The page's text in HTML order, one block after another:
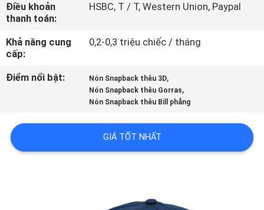
KIỂM
SOÁT
CHẤT
LƯỢNG
HỆ
CHÚNG
Điều khoản
thanh toán:
HSBC, T / T, Western Union, Paypal
Khả năng cung
cấp:
0,2-0,3 triệu chiếc / tháng
Điểm nổi bật: Nón Snapback thêu 3D,
Nón Snapback thêu Gorras,
Nón Snapback thêu Bill phẳng
GIÁ TỐT NHẤT